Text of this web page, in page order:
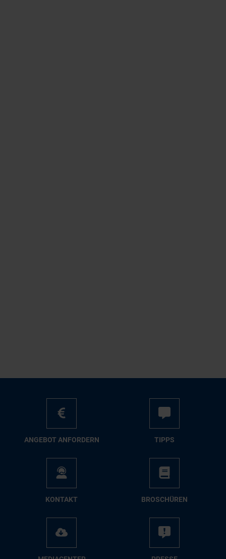
AN­GE­BOT AN­FOR­DERN TIPPS
KON­TAKT BRO­SCHÜ­REN